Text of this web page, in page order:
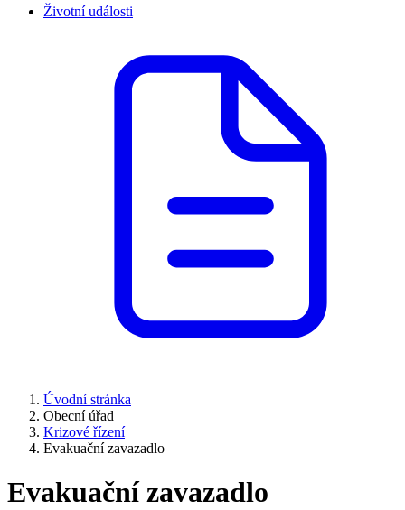
Životní události
Úvodní stránka
Obecní úřad
Krizové řízení
Evakuační zavazadlo
Evakuační zavazadlo